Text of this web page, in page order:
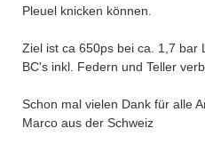
Pleuel knicken können.
Ziel ist ca 650ps bei ca. 1,7 bar
BC's inkl. Federn und Teller
Schon mal vielen Dank für alle
Marco aus der Schweiz